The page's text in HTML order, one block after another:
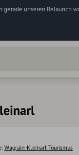
gerade unseren Relaunch
Wagrain-Kleinarl Tourismus